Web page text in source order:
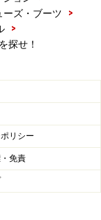
ーズ・ブーツ
>
>
探せ！
リシー
免責